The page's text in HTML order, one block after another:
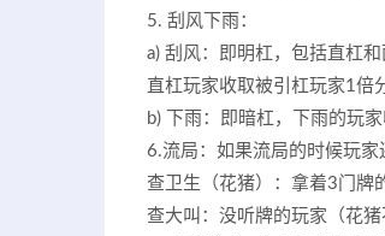
5. 刮风下雨：
a) 刮风：即明杠，包括直杠和
直杠玩家收取被引杠玩家1倍
b) 下雨：即暗杠，下雨的玩
6.流局：如果流局的时候玩家
查卫生（花猪）：拿着3门牌
查大叫：没听牌的玩家（花